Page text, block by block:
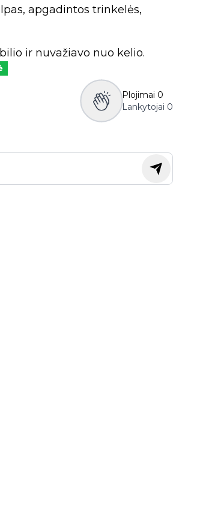
apgadintos trinkelės,
ir nuvažiavo nuo kelio.
Plojimai 0
Lankytojai 0